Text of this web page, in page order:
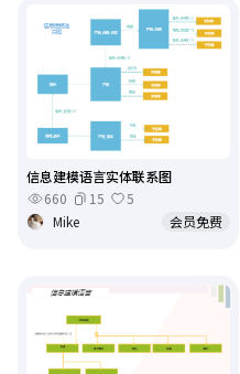
信息建模语言实体联系图
660
15
5
Mike
会员免费